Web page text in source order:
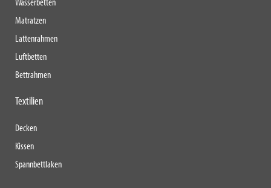
Matratzen
Lattenrahmen
Luftbetten
Bettrahmen
Textilien
Decken
Kissen
Spannbettlaken